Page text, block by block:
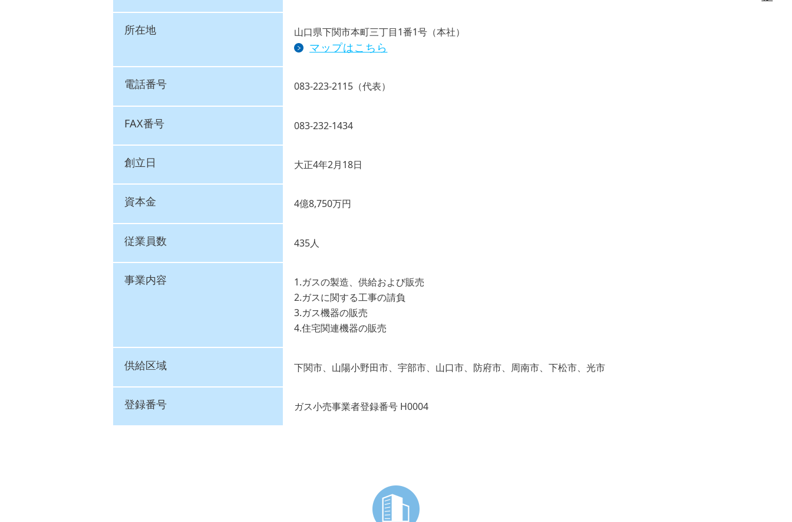
所在地 山口県下関市本町三丁目1番1号（本社）
マップはこちら
電話番号 083-223-2115（代表）
FAX番号 083-232-1434
創立日 大正4年2月18日
資本金 4億8,750万円
従業員数 435人
事業内容
1.ガスの製造、供給および販売
2.ガスに関する工事の請負
3.ガス機器の販売
4.住宅関連機器の販売
供給区域 下関市、山陽小野田市、宇部市、山口市、防府市、周南市、下松市、光市
登録番号 ガス小売事業者登録番号 H0004